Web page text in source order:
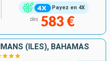
Payez en 4X
dès 583 €
(ÎLES), BAHAMAS